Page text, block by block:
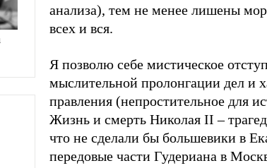
анализа), тем не менее лишены
всех и вся.
Я позволю себе мистическое
мыслительной пролонгации дел и
правления (непростительное для
Жизнь и смерть Николая II –
что не сделали бы большевики в
передовые части Гудериана в